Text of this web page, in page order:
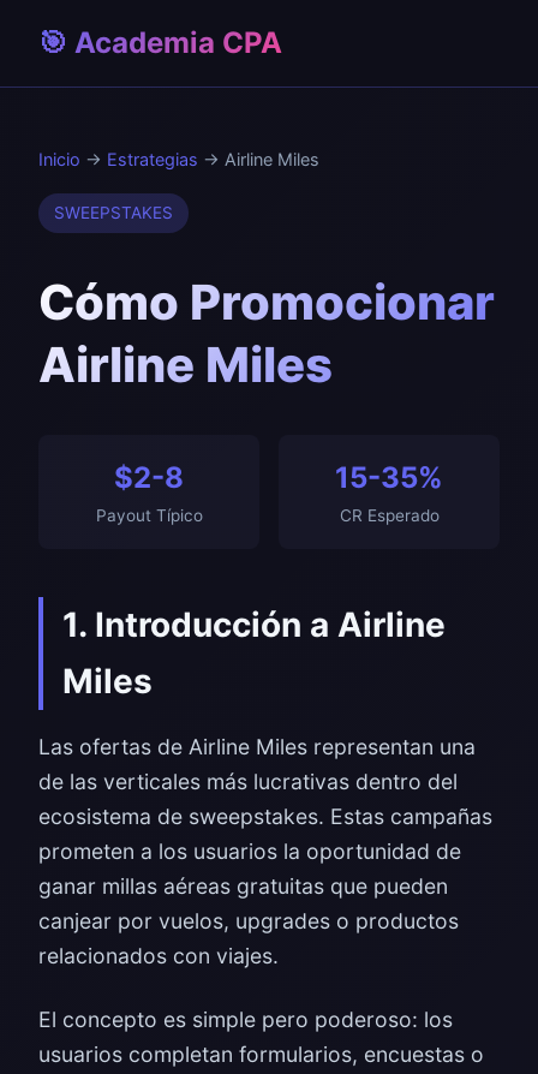
🎯 Academia CPA
Inicio → Estrategias → Airline Miles
SWEEPSTAKES
Cómo Promocionar
Airline Miles
$2-8
Payout Típico
15-35%
CR Esperado
1. Introducción a Airline
Miles
Las ofertas de Airline Miles representan una
de las verticales más lucrativas dentro del
ecosistema de sweepstakes. Estas campañas
prometen a los usuarios la oportunidad de
ganar millas aéreas gratuitas que pueden
canjear por vuelos, upgrades o productos
relacionados con viajes.
El concepto es simple pero poderoso: los
usuarios completan formularios, encuestas o